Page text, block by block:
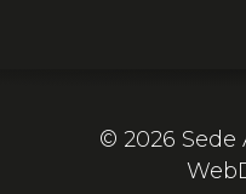
© 2026 Sede